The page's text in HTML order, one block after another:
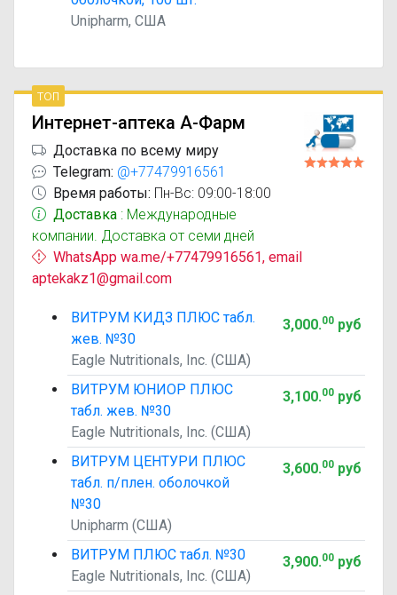
Unipharm, США
топ
Интернет-аптека А-Фарм
Доставка по всему миру
Telegram: @+77479916561
Время работы: Пн-Вс: 09:00-18:00
Доставка : Международные
компании. Доставка от семи дней
WhatsApp wa.me/+77479916561, email
aptekakz1@gmail.com
ВИТРУМ КИДЗ ПЛЮС табл.
жев. №30
Eagle Nutritionals, Inc. (США)
3,000.00руб
ВИТРУМ ЮНИОР ПЛЮС
табл. жев. №30
Eagle Nutritionals, Inc. (США)
3,100.00руб
ВИТРУМ ЦЕНТУРИ ПЛЮС
табл. п/плен. оболочкой
№30
Unipharm (США)
3,600.00руб
ВИТРУМ ПЛЮС табл. №30
Eagle Nutritionals, Inc. (США)
3,900.00руб